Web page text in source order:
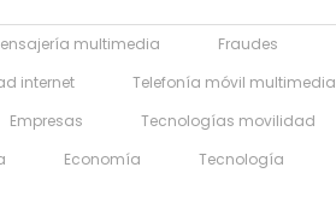
multimedia
Fraudes
internet
Telefonía móvil multimedia
Empresas
Tecnologías movilidad
Economía Tecnología